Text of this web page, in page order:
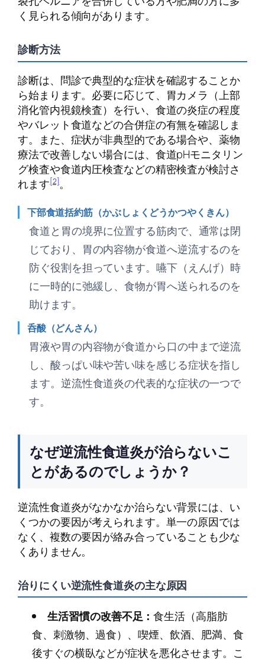
く見られる傾向があります。
診断方法
診断は、問診で典型的な症状を確認することか
ら始まります。必要に応じて、胃カメラ（上部
消化管内視鏡検査）を行い、食道の炎症の程度
やバレット食道などの合併症の有無を確認しま
す。また、症状が非典型的である場合や、薬物
療法で改善しない場合には、食道pHモニタリン
グ検査や食道内圧検査などの精密検査が検討さ
れます[2]。
下部食道括約筋（かぶしょくどうかつやくきん）
食道と胃の境界に位置する筋肉で、通常は閉
じており、胃の内容物が食道へ逆流するのを
防ぐ役割を担っています。嚥下（えんげ）時
に一時的に弛緩し、食物が胃へ送られるのを
助けます。
呑酸（どんさん）
胃液や胃の内容物が食道から口の中まで逆流
し、酸っぱい味や苦い味を感じる症状を指し
ます。逆流性食道炎の代表的な症状の一つで
す。
なぜ逆流性食道炎が治らないこ
とがあるのでしょうか？
逆流性食道炎がなかなか治らない背景には、い
くつかの要因が考えられます。単一の原因では
なく、複数の要因が絡み合っていることも少な
くありません。
治りにくい逆流性食道炎の主な原因
生活習慣の改善不足：食生活（高脂肪
食、刺激物、過食）、喫煙、飲酒、肥満、食
後すぐの横臥などが症状を悪化させます。こ